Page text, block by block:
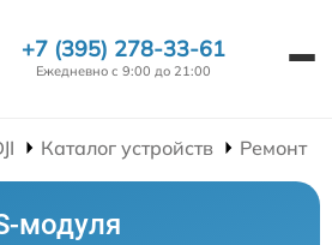
+7 (395) 278-33-61
Ежедневно с 9:00 до 21:00
Каталог устройств Ремонт
модуля